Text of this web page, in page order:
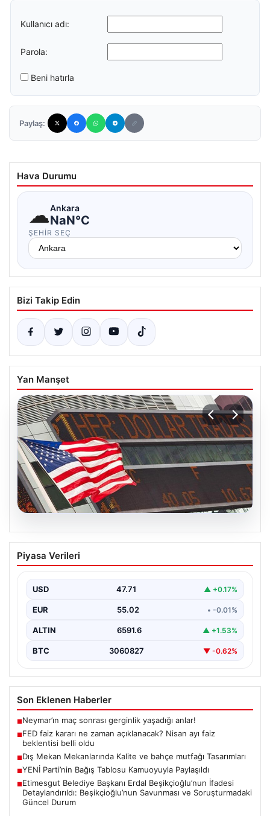
Kullanıcı adı:
Parola:
Beni hatırla
Paylaş:
Hava Durumu
☁Ankara
NaN°C
ŞEHIR SEÇ
Bizi Takip Edin
Yan Manşet
04.08.2026
FED faiz kararı ne zaman açıklanacak?
Nisan ayı faiz beklentisi belli oldu
Piyasa Verileri
USD 47.71 ▲ +0.17%
EUR 55.02 • -0.01%
ALTIN 6591.6 ▲ +1.53%
BTC 3060827 ▼ -0.62%
Son Eklenen Haberler
■Neymar’ın maç sonrası gerginlik yaşadığı anlar!
■FED faiz kararı ne zaman açıklanacak? Nisan ayı faiz
beklentisi belli oldu
■Dış Mekan Mekanlarında Kalite ve bahçe mutfağı Tasarımları
■YENİ Parti’nin Bağış Tablosu Kamuoyuyla Paylaşıldı
■Etimesgut Belediye Başkanı Erdal Beşikçioğlu’nun İfadesi
Detaylandırıldı: Beşikçioğlu’nun Savunması ve Soruşturmadaki
Güncel Durum